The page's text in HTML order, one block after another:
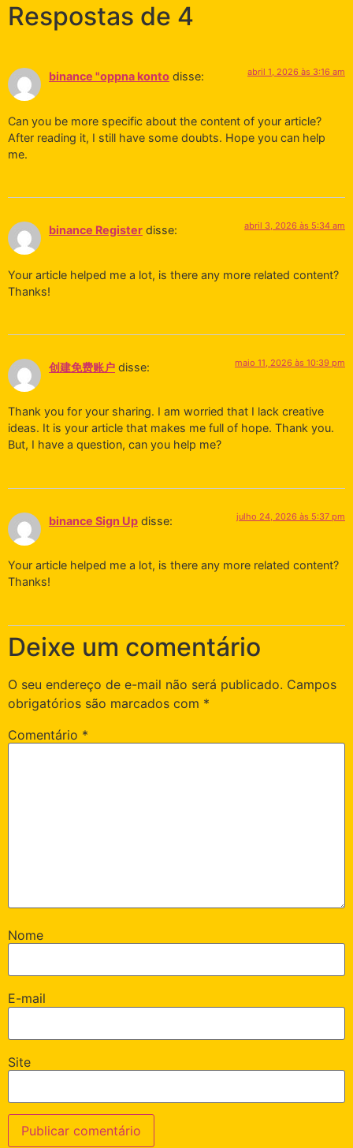
Respostas de 4
binance "oppna konto disse: abril 1, 2026 às 3:16 am
Can you be more specific about the content of your article?
After reading it, I still have some doubts. Hope you can help
me.
binance Register disse: abril 3, 2026 às 5:34 am
Your article helped me a lot, is there any more related content?
Thanks!
创建免费账户 disse: maio 11, 2026 às 10:39 pm
Thank you for your sharing. I am worried that I lack creative
ideas. It is your article that makes me full of hope. Thank you.
But, I have a question, can you help me?
binance Sign Up disse: julho 24, 2026 às 5:37 pm
Your article helped me a lot, is there any more related content?
Thanks!
Deixe um comentário
O seu endereço de e-mail não será publicado. Campos
obrigatórios são marcados com *
Comentário *
Nome
E-mail
Site